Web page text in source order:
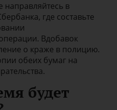
направляйтесь в
где составьте
Вдобавок
о краже в полицию.
обеих бумаг на
будет